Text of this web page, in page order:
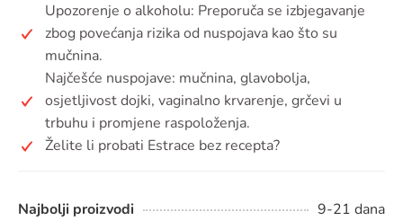
Upozorenje o alkoholu: Preporuča se izbjegavanje
zbog povećanja rizika od nuspojava kao što su
mučnina.
Najčešće nuspojave: mučnina, glavobolja,
osjetljivost dojki, vaginalno krvarenje, grčevi u
trbuhu i promjene raspoloženja.
Želite li probati Estrace bez recepta?
Najbolji proizvodi
9-21 dana